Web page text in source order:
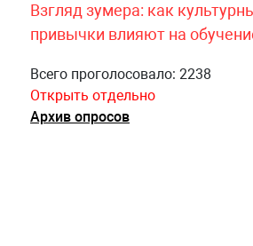
Взгляд зумера: как
привычки влияют на
Всего проголосовало: 2238
Открыть отдельно
Архив опросов